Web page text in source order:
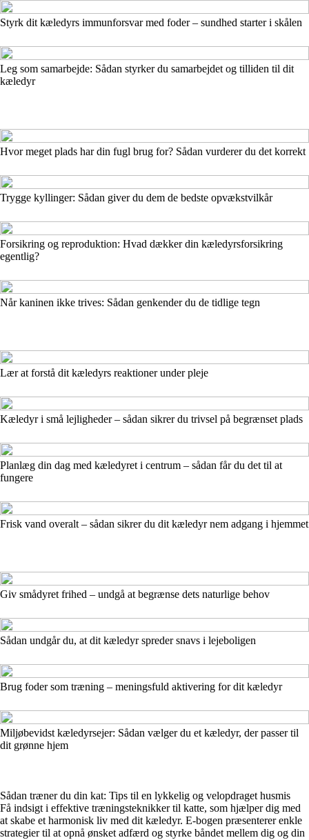
Styrk dit kæledyrs immunforsvar med foder – sundhed starter i skålen
Leg som samarbejde: Sådan styrker du samarbejdet og tilliden til dit
kæledyr
Hvor meget plads har din fugl brug for? Sådan vurderer du det korrekt
Trygge kyllinger: Sådan giver du dem de bedste opvækstvilkår
Forsikring og reproduktion: Hvad dækker din kæledyrsforsikring
egentlig?
Når kaninen ikke trives: Sådan genkender du de tidlige tegn
Lær at forstå dit kæledyrs reaktioner under pleje
Kæledyr i små lejligheder – sådan sikrer du trivsel på begrænset plads
Planlæg din dag med kæledyret i centrum – sådan får du det til at
fungere
Frisk vand overalt – sådan sikrer du dit kæledyr nem adgang i hjemmet
Giv smådyret frihed – undgå at begrænse dets naturlige behov
Sådan undgår du, at dit kæledyr spreder snavs i lejeboligen
Brug foder som træning – meningsfuld aktivering for dit kæledyr
Miljøbevidst kæledyrsejer: Sådan vælger du et kæledyr, der passer til
dit grønne hjem
Sådan træner du din kat: Tips til en lykkelig og velopdraget husmis
Få indsigt i effektive træningsteknikker til katte, som hjælper dig med
at skabe et harmonisk liv med dit kæledyr. E-bogen præsenterer enkle
strategier til at opnå ønsket adfærd og styrke båndet mellem dig og din